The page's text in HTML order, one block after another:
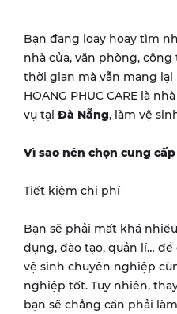
Bạn đang loay hoay tìm
nhà cửa, văn phòng,
thời gian mà vẫn mang lại
HOANG PHUC CARE là
vụ tại Đà Nẵng, làm vệ
Vì sao nên chọn cung
Tiết kiệm chi phí
Bạn sẽ phải mất khá
dụng, đào tạo, quản lí…
vệ sinh chuyên nghiệp
nghiệp tốt. Tuy nhiên,
bạn sẽ chẳng cần phải